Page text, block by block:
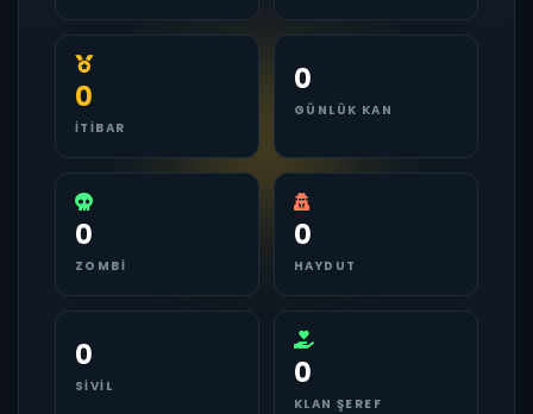
0
İTIBAR
0
GÜNLÜK KAN
0
ZOMBI
0
HAYDUT
0
SIVIL 0
KLAN ŞEREF